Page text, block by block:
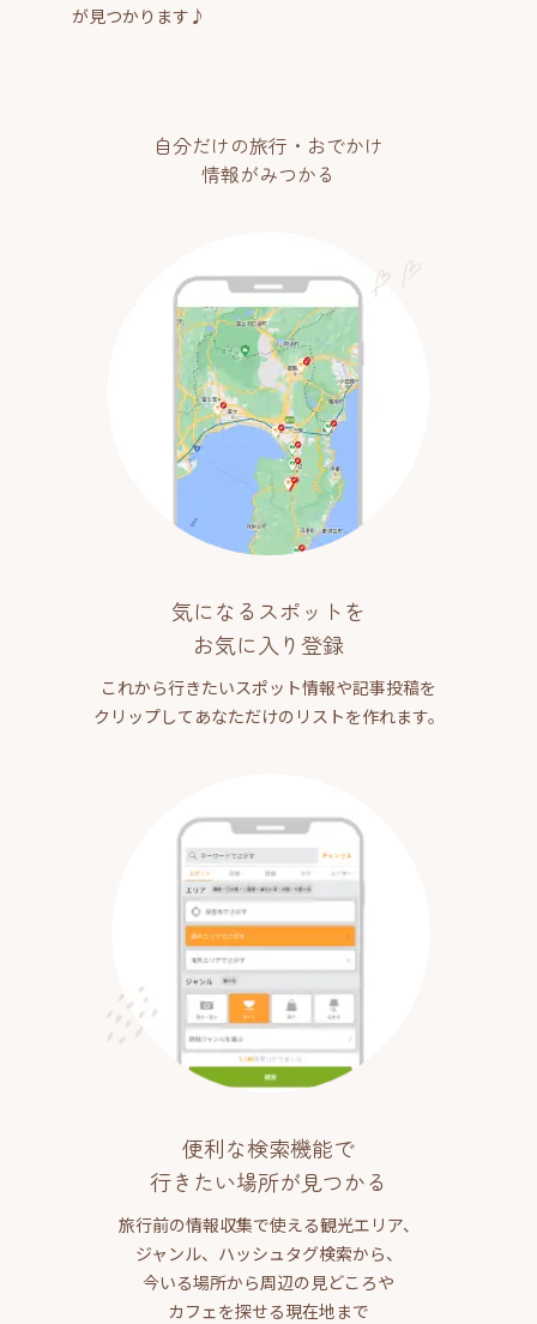
が見つかります♪
自分だけの旅行・おでかけ
情報がみつかる
気になるスポットを
お気に入り登録
これから行きたいスポット情報や記事投稿を
クリップしてあなただけのリストを作れます。
便利な検索機能で
行きたい場所が見つかる
旅行前の情報収集で使える観光エリア、
ジャンル、ハッシュタグ検索から、
今いる場所から周辺の見どころや
カフェを探せる現在地まで